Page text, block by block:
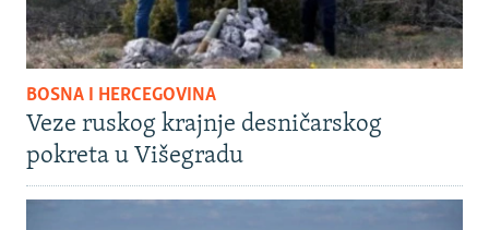
BOSNA I HERCEGOVINA
Veze ruskog krajnje desničarskog
pokreta u Višegradu